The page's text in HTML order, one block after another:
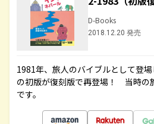
D-Books
2018.12.20 発売
1981年、旅人のバイブルとして登
の初版が復刻版で再登場！ 当時の
です。